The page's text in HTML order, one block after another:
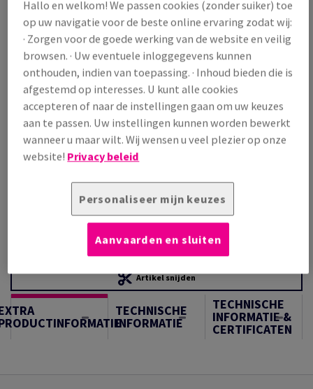
Prijs incl. BTW
€ 4 543,16 22,21% OFF
Promoprijs incl. BTW
€ 3 534,08
/ 1 000 Vel
(294 kg )
OP VOORRAAD
Verpakkingsaantallen
Pak
Artikel snijden
TECHNISCHE
INFORMATIE
TECHNISCHE
INFORMATIE &
CERTIFICATEN
Hallo en welkom! We passen cookies (zonder suiker) toe
op uw navigatie voor de beste online ervaring zodat wij:
· Zorgen voor de goede werking van de website en veilig
browsen. · Uw eventuele inloggegevens kunnen
onthouden, indien van toepassing. · Inhoud bieden die is
afgestemd op interesses. U kunt alle cookies
accepteren of naar de instellingen gaan om uw keuzes
aan te passen. Uw instellingen kunnen worden bewerkt
wanneer u maar wilt. Wij wensen u veel plezier op onze
website! Privacy beleid
Personaliseer mijn keuzes
Aanvaarden en sluiten